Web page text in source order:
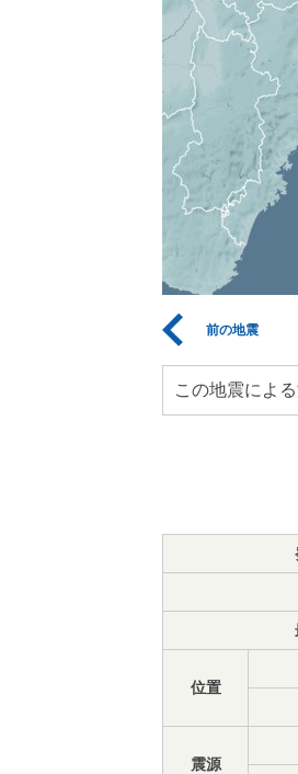
前の地震
この地震によ
位置
震源